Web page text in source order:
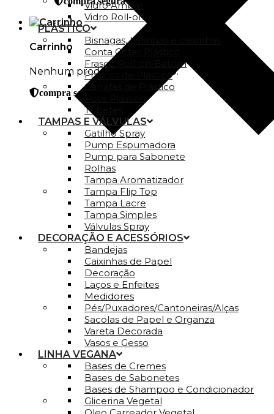
Carrinho
Nenhum produto no carrinho.
compra segura
Vidro Ambar
Vidro Roll-on
PLÁSTICO
Bisnagas, Latinhas e caixinhas
Conta Gotas Plástico
Frasco Roll-on/Batom
Frascos de Plástico
Garrafas de Plástico
Tubetes
TAMPAS E VÁLVULAS
Gatilho Spray
Pump Espumadora
Pump para Sabonete
Rolhas
Tampa Aromatizador
Tampa Flip Top
Tampa Lacre
Tampa Simples
Válvulas Spray
DECORAÇÃO E ACESSÓRIOS
Bandejas
Caixinhas de Papel
Decoração
Laços e Enfeites
Medidores
Pés/Puxadores/Cantoneiras/Alças
Sacolas de Papel e Organza
Vareta Decorada
Vasos e Gesso
LINHA VEGANA
Bases de Cremes
Bases de Sabonetes
Bases de Shampoo e Condicionador
Glicerina Vegetal